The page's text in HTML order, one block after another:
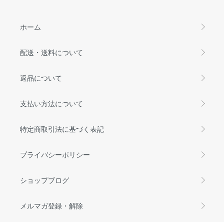
ホーム
配送・送料について
返品について
支払い方法について
特定商取引法に基づく表記
プライバシーポリシー
ショップブログ
メルマガ登録・解除